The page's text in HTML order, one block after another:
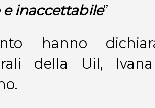
inaccettabile”
hanno
della Uil,